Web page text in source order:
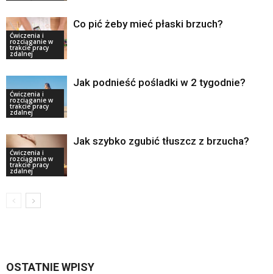
Ćwiczenia i
rozciąganie w
trakcie pracy
zdalnej
Co pić żeby mieć płaski brzuch?
Ćwiczenia i
rozciąganie w
trakcie pracy
zdalnej
Jak podnieść pośladki w 2 tygodnie?
Ćwiczenia i
rozciąganie w
trakcie pracy
zdalnej
Jak szybko zgubić tłuszcz z brzucha?
OSTATNIE WPISY